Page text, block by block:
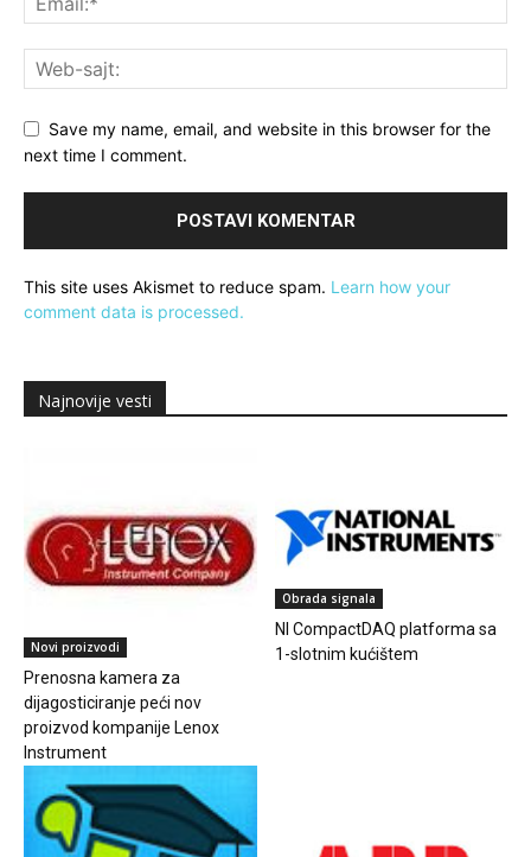
Save my name, email, and website in this browser for the
next time I comment.
This site uses Akismet to reduce spam. Learn how your
comment data is processed.
Najnovije vesti
Novi proizvodi
Prenosna kamera za
dijagosticiranje peći nov
proizvod kompanije Lenox
Instrument
Obrada signala
NI CompactDAQ platforma sa
1-slotnim kućištem